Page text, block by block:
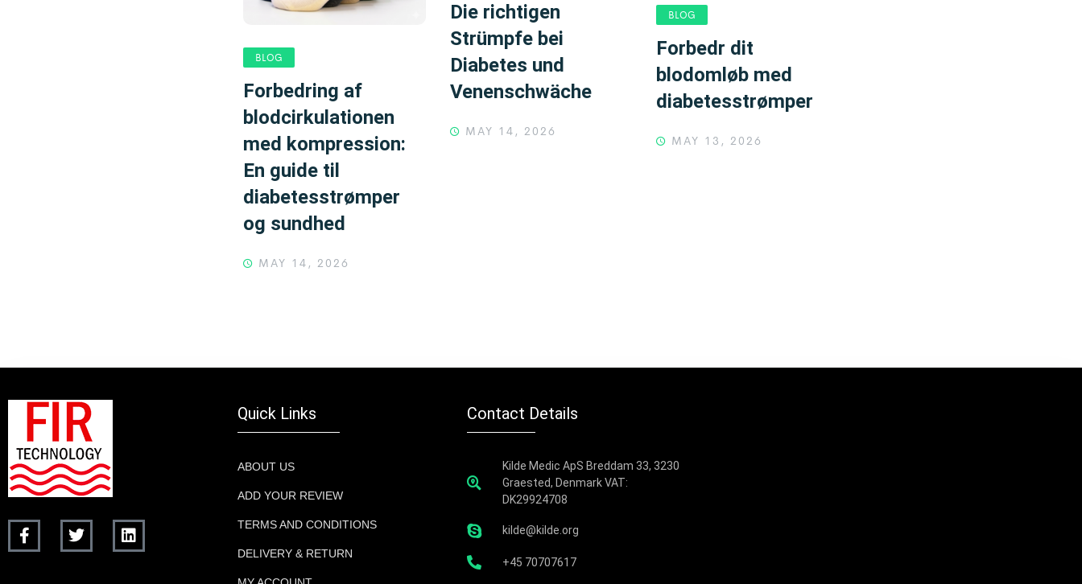
BLOG
Forbedring af
blodcirkulationen
med kompression:
En guide til
diabetesstrømper
og sundhed
MAY 14, 2026
Die richtigen
Strümpfe bei
Diabetes und
Venenschwäche
MAY 14, 2026
BLOG
Forbedr dit
blodomløb med
diabetesstrømper
MAY 13, 2026
Quick Links
ABOUT US
ADD YOUR REVIEW
TERMS AND CONDITIONS
DELIVERY & RETURN
Contact Details
Kilde Medic ApS Breddam 33, 3230
Graested, Denmark VAT:
DK29924708
kilde@kilde.org
+45 70707617